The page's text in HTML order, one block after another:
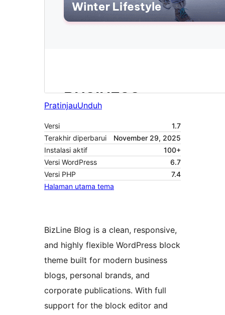
PratinjauUnduh
Versi
1.7
Terakhir diperbarui
November 29, 2025
Instalasi aktif
100+
Versi WordPress
6.7
Versi PHP
7.4
Halaman utama tema
BizLine Blog is a clean, responsive,
and highly flexible WordPress block
theme built for modern business
blogs, personal brands, and
corporate publications. With full
support for the block editor and